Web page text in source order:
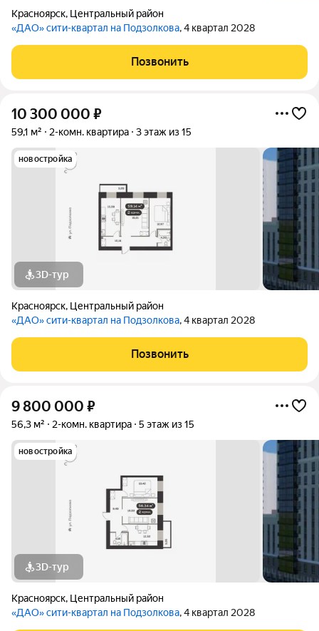
Красноярск, Центральный район
«ДАО» сити-квартал на Подзолкова, 4 квартал 2028
Позвонить
10 300 000 ₽
59,1 м² 2-комн. квартира 3 этаж из 15
новостройка
3D-тур
Красноярск, Центральный район
«ДАО» сити-квартал на Подзолкова, 4 квартал 2028
Позвонить
9 800 000 ₽
56,3 м² 2-комн. квартира 5 этаж из 15
новостройка
3D-тур
Красноярск, Центральный район
«ДАО» сити-квартал на Подзолкова, 4 квартал 2028